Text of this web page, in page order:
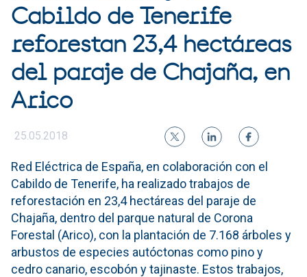
Cabildo de Tenerife
reforestan 23,4 hectáreas
del paraje de Chajaña, en
Arico
25.05.2018
Red Eléctrica de España, en colaboración con el
Cabildo de Tenerife, ha realizado trabajos de
reforestación en 23,4 hectáreas del paraje de
Chajaña, dentro del parque natural de Corona
Forestal (Arico), con la plantación de 7.168 árboles y
arbustos de especies autóctonas como pino y
cedro canario, escobón y tajinaste. Estos trabajos,